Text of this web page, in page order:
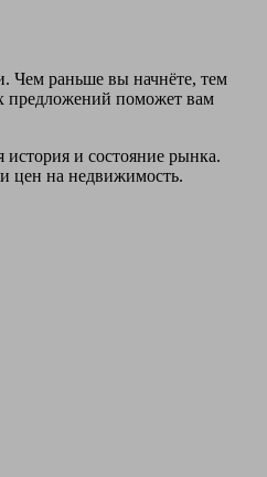
Чем раньше вы начнёте, тем
предложений поможет вам
и состояние рынка.
цен на недвижимость.